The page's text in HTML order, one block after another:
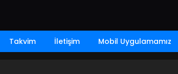
Takvim İletişim Mobil Uygulamamız